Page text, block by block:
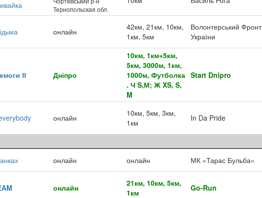
Тернопольская обл.
онлайн
42км, 21км, 10км,
1км, 5км
Волонтерський Фронт
України
ІІ Дніпро
10км, 1км+5км,
5км, 3000м, 1км,
1000м, Футболка
. Ч S,М; Ж XS, S,
M
Start Dnipro
онлайн
10км, 5км, 3км,
1км
In Da Pride
онлайн онлайн
МК «Тарас Бульба»
онлайн
21км, 10км, 5км,
1км
Go-Run